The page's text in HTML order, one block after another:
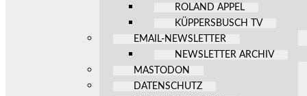
ROLAND APPEL
KÜPPERSBUSCH TV
EMAIL-NEWSLETTER
NEWSLETTER ARCHIV
MASTODON
DATENSCHUTZ